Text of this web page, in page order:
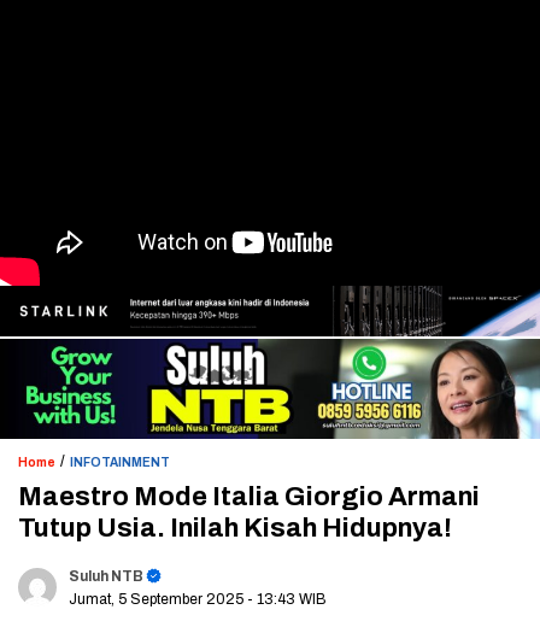
Home / INFOTAINMENT
Maestro Mode Italia Giorgio Armani
Tutup Usia. Inilah Kisah Hidupnya!
Suluh NTB
Jumat, 5 September 2025 - 13:43 WIB